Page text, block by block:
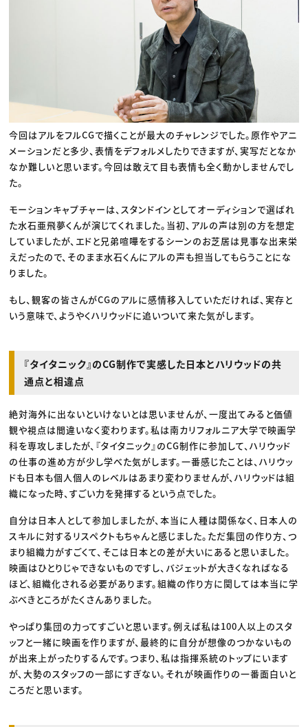
今回はアルをフルCGで描くことが最大のチャレンジでした。原作やアニ
メーションだと多少、表情をデフォルメしたりできますが、実写だとなか
なか難しいと思います。今回は敢えて目も表情も全く動かしませんでし
た。
モーションキャプチャーは、スタンドインとしてオーディションで選ばれ
た水石亜飛夢くんが演じてくれました。当初、アルの声は別の方を想定
していましたが、エドと兄弟喧嘩をするシーンのお芝居は見事な出来栄
えだったので、そのまま水石くんにアルの声も担当してもらうことにな
りました。
もし、観客の皆さんがCGのアルに感情移入していただければ、実存と
いう意味で、ようやくハリウッドに追いついて来た気がします。
『タイタニック』のCG制作で実感した日本とハリウッドの共
通点と相違点
絶対海外に出ないといけないとは思いませんが、一度出てみると価値
観や視点は間違いなく変わります。私は南カリフォルニア大学で映画学
科を専攻しましたが、『タイタニック』のCG制作に参加して、ハリウッド
の仕事の進め方が少し学べた気がします。一番感じたことは、ハリウッ
ドも日本も個人個人のレベルはあまり変わりませんが、ハリウッドは組
織になった時、すごい力を発揮するという点でした。
自分は日本人として参加しましたが、本当に人種は関係なく、日本人の
スキルに対するリスペクトもちゃんと感じました。ただ集団の作り方、つ
まり組織力がすごくて、そこは日本との差が大いにあると思いました。
映画はひとりじゃできないものですし、バジェットが大きくなればなる
ほど、組織化される必要があります。組織の作り方に関しては本当に学
ぶべきところがたくさんありました。
やっぱり集団の力ってすごいと思います。例えば私は100人以上のスタ
ッフと一緒に映画を作りますが、最終的に自分が想像のつかないもの
が出来上がったりするんです。つまり、私は指揮系統のトップにいます
が、大勢のスタッフの一部にすぎない。それが映画作りの一番面白いと
ころだと思います。